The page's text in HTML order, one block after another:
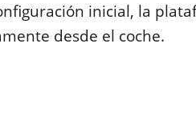
inicial, la
desde el coche.